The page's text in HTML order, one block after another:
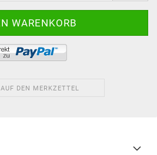
AUF DEN MERKZETTEL